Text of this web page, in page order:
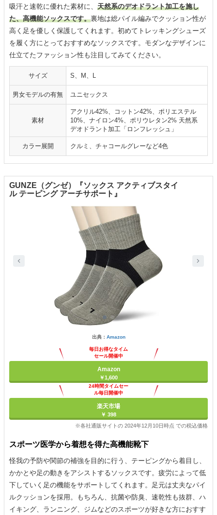
吸汗と速乾に優れた素材に、 天然系のデオドラント加工を施し
た、高機能ソックスです。裏地は総パイル編みでクッション性が
高く足を優しく保護してくれます。初めてトレッキングシューズ
を履く方にとっておすすめなソックスです。モダンなデザインに
仕立てたファッション性も注目してみてください。
サイズ S、M、L
男女モデルの有無 ユニセックス
素材
アクリル42%、コットン42%、ポリエステル
10%、ナイロン4%、ポリウレタン2% 天然系
デオドラント加工「ロンフレッシュ」
カラー展開 クルミ、チャコールグレーなど4色
GUNZE（グンゼ）『ソックス アクティブスタイ
ル テーピング アーチサポート』
出典： Amazon
毎日お得なタイム
セール開催中
Amazon
￥1,600
24時間タイムセー
ル毎日開催中
楽天市場
￥ 398
※各社通販サイトの 2024年12月10日時点 での税込価格
スポーツ医学から着想を得た高機能靴下
怪我の予防や関節の補強を目的に行う、テーピングから着目し、
かかとや足の動きをアシストするソックスです。疲労によって低
下していく足の機能をサポートしてくれます。足元は丈夫なパイ
ルクッションを採用。もちろん、抗菌や防臭、速乾性も抜群、ハ
イキング、ランニング、ジムなどのスポーツが好きな方におすす